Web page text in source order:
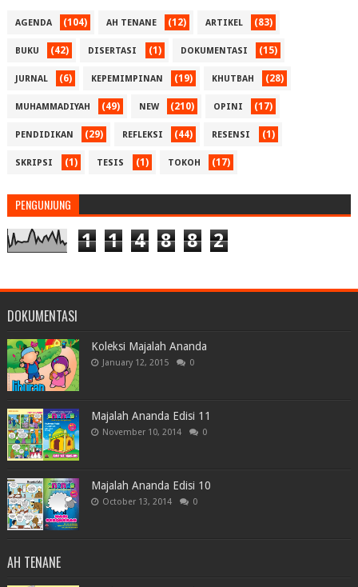
AGENDA (104) AH TENANE (12) ARTIKEL (83)
BUKU (42) DISERTASI (1) DOKUMENTASI (15)
JURNAL (6) KEPEMIMPINAN (19) KHUTBAH (28)
MUHAMMADIYAH (49) NEW (210) OPINI (17)
PENDIDIKAN (29) REFLEKSI (44) RESENSI (1)
SKRIPSI (1) TESIS (1) TOKOH (17)
PENGUNJUNG
1 1 4 8 8 2
DOKUMENTASI
Koleksi Majalah Ananda
January 12, 2015 0
Majalah Ananda Edisi 11
November 10, 2014 0
Majalah Ananda Edisi 10
October 13, 2014 0
AH TENANE